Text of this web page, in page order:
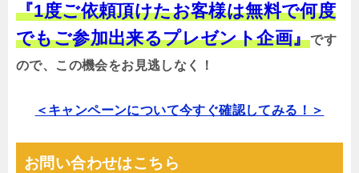
『1度ご依頼頂けたお客様は無料で何度
でもご参加出来るプレゼント企画』です
ので、この機会をお見逃しなく！
＜キャンペーンについて今すぐ確認してみる！＞
お問い合わせはこちら